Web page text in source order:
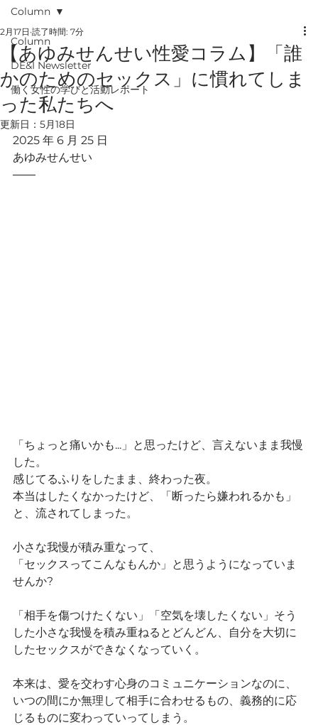
Column
DE&I Newsletter
働く女性の学びと活動レポート
Column
【あゆみせんせい性愛コラム】「誰
かのためのセックス」に慣れてしま
った私たちへ
2月17日 読了時間: 7分
更新日： 5月18日
2025 年 6 月 25 日
あゆみせんせい
――
「ちょっと痛いかも...」と思ったけど、言えないまま我慢
した。
感じてるふりをしたまま、終わった夜。
本当はしたくなかったけど、「断ったら嫌われるかも」
と、流されてしまった。
小さな我慢が積み重なって、
「セックスってこんなもんか」と思うようになっていま
せんか?
「相手を傷つけたくない」「空気を壊したくない」そう
した小さな我慢を積み重ねるとどんどん、自分を大切に
したセックスができなくなっていく。
本来は、愛を交わす心身のコミュニケーションなのに、
いつの間にか無理して相手に合わせるもの、義務的に応
じるものに変わっていってしまう。